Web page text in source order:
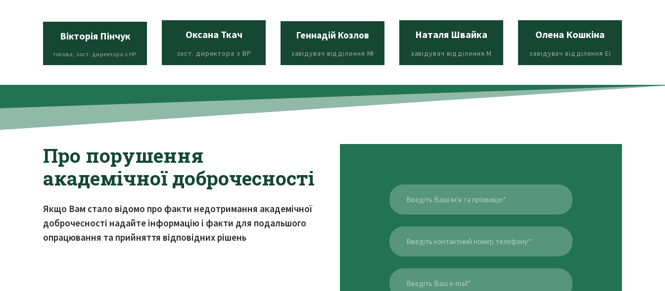
Вікторія Пінчук
голова, заст. директора з НР
Оксана Ткач
заст. директора з ВР
Геннадій Козлов
завідувач відділення МІ
Наталя Швайка
завідувач відділення М
Олена Кошкіна
завідувач відділення ЕІ
Про порушення
академічної доброчесності
Якщо Вам стало відомо про факти недотримання академічної
доброчесності надайте інформацію і факти для подальшого
опрацювання та прийняття відповідних рішень